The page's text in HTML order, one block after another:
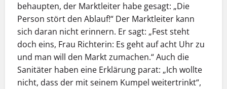
behaupten, der Marktleiter habe gesagt: „Die
Person stört den Ablauf!“ Der Marktleiter kann
sich daran nicht erinnern. Er sagt: „Fest steht
doch eins, Frau Richterin: Es geht auf acht Uhr zu
und man will den Markt zumachen.“ Auch die
Sanitäter haben eine Erklärung parat: „Ich wollte
nicht, dass der mit seinem Kumpel weitertrinkt“,